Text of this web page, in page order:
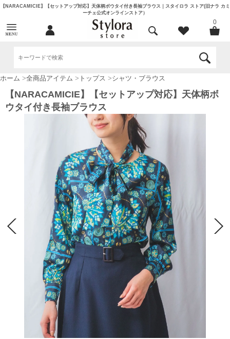
【NARACAMICIE】【セットアップ対応】天体柄ボウタイ付き長袖ブラウス｜スタイロラ ストア(旧ナラ カミ
ーチェ公式オンラインストア）
0
ホーム >全商品アイテム > トップス >シャツ・ブラウス
【NARACAMICIE】【セットアップ対応】天体柄ボ
ウタイ付き長袖ブラウス